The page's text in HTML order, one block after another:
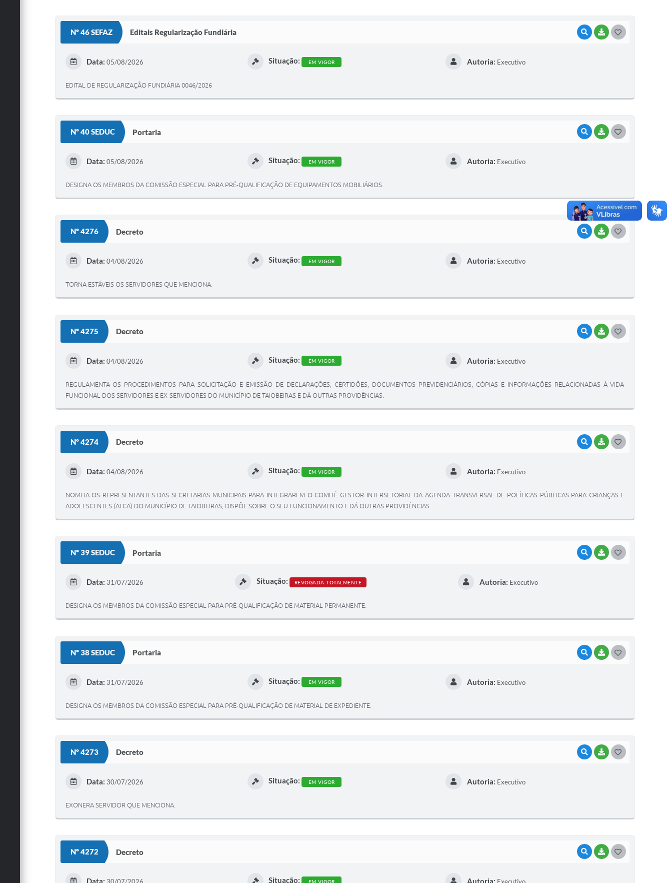
Nº 46 SEFAZ Editais Regularização Fundiária VISUALIZAR
BAIXARG
Data: 05/08/2026 Situação: EM VIGOR Autoria: Executivo
EDITAL DE REGULARIZAÇÃO FUNDIÁRIA 0046/2026
Nº 40 SEDUC Portaria VISUALIZAR
BAIXARG
I
Data: 05/08/2026 Situação: EM VIGOR Autoria: Executivo
DESIGNA OS MEMBROS DA COMISSÃO ESPECIAL PARA PRÉ-QUALIFICAÇÃO DE EQUIPAMENTOS MOBILIÁRIOS.
Nº 4276 Decreto VISUALIZAR
BAIXARG
Data: 04/08/2026 Situação: EM VIGOR Autoria: Executivo
TORNA ESTÁVEIS OS SERVIDORES QUE MENCIONA.
Nº 4275 Decreto VISUALIZAR
BAIXARG
I
Data: 04/08/2026 Situação: EM VIGOR Autoria: Executivo
REGULAMENTA OS PROCEDIMENTOS PARA SOLICITAÇÃO E EMISSÃO DE DECLARAÇÕES, CERTIDÕES, DOCUMENTOS PREVIDENCIÁRIOS, CÓPIAS E INFORMAÇÕES RELACIONADAS À VIDA
FUNCIONAL DOS SERVIDORES E EX-SERVIDORES DO MUNICÍPIO DE TAIOBEIRAS E DÁ OUTRAS PROVIDÊNCIAS.
Nº 4274 Decreto VISUALIZAR
BAIXARG
I
Data: 04/08/2026 Situação: EM VIGOR Autoria: Executivo
NOMEIA OS REPRESENTANTES DAS SECRETARIAS MUNICIPAIS PARA INTEGRAREM O COMITÊ GESTOR INTERSETORIAL DA AGENDA TRANSVERSAL DE POLÍTICAS PÚBLICAS PARA CRIANÇAS E
ADOLESCENTES (ATCA) DO MUNICÍPIO DE TAIOBEIRAS, DISPÕE SOBRE O SEU FUNCIONAMENTO E DÁ OUTRAS PROVIDÊNCIAS.
Nº 39 SEDUC Portaria VISUALIZAR
BAIXARG
Data: 31/07/2026 Situação: REVOGADA TOTALMENTE Autoria: Executivo
DESIGNA OS MEMBROS DA COMISSÃO ESPECIAL PARA PRÉ-QUALIFICAÇÃO DE MATERIAL PERMANENTE.
Nº 38 SEDUC Portaria VISUALIZAR
BAIXARG
Data: 31/07/2026 Situação: EM VIGOR Autoria: Executivo
DESIGNA OS MEMBROS DA COMISSÃO ESPECIAL PARA PRÉ-QUALIFICAÇÃO DE MATERIAL DE EXPEDIENTE.
Nº 4273 Decreto VISUALIZAR
BAIXARG
Data: 30/07/2026 Situação: EM VIGOR Autoria: Executivo
EXONERA SERVIDOR QUE MENCIONA.
Nº 4272 Decreto VISUALIZAR
BAIXARG
Data: Situação: EM VIGOR Autoria: